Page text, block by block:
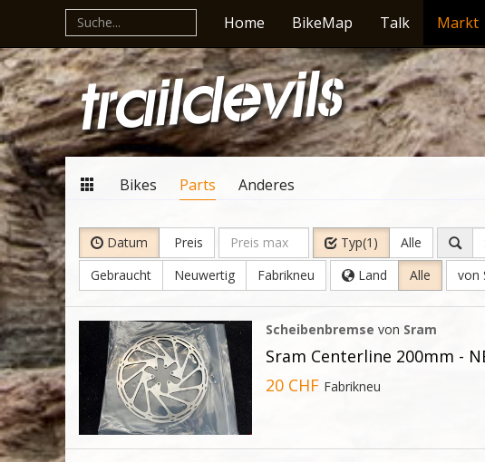
Home BikeMap Talk Markt
Bikes Parts Anderes
Datum Preis Typ(1)
Alle
Gebraucht
Neuwertig Fabrikneu Land Alle von
Scheibenbremse von Sram
Sram Centerline 200mm -
20 CHF Fabrikneu